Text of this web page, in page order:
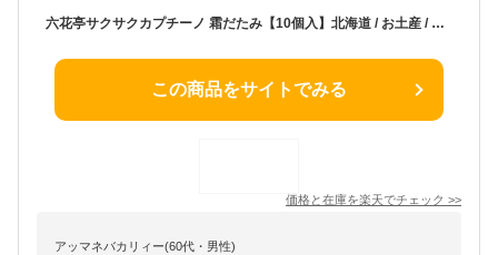
六花亭サクサクカプチーノ 霜だたみ【10個入】北海道 / お土産 / 土産 / みやげ / お菓子スイーツ / パイ生地 / 人気 / 帯広 / お祝いご挨拶 / ギフト / プレゼントお返し / 景品 / 内祝 / 母の日 / 父の日敬老の日 / 御中元 / 御歳暮
この商品をサイトでみる
価格と在庫を楽天でチェック >>
アッマネバカリィー(60代・男性)